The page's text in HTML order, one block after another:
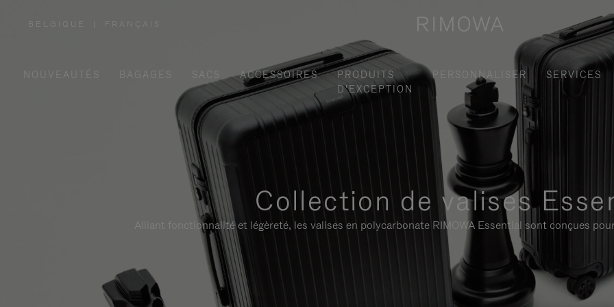
BELGIQUE FRANÇAIS
NOUVEAUTÉS BAGAGES SACS ACCESSOIRES
PRODUITS
D'EXCEPTION
PERSONNALISER SERVICES
Collection de valises
Alliant fonctionnalité et légèreté, les valises en polycarbonate RIMOWA Essential sont conçues